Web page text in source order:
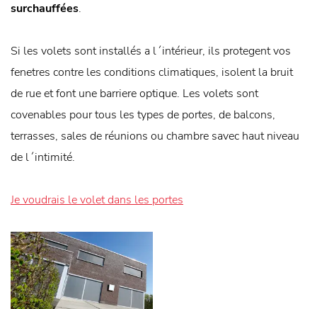
surchauffées.
Si les volets sont installés a l´intérieur, ils protegent vos
fenetres contre les conditions climatiques, isolent la bruit
de rue et font une barriere optique. Les volets sont
covenables pour tous les types de portes, de balcons,
terrasses, sales de réunions ou chambre savec haut niveau
de l´intimité.
Je voudrais le volet dans les portes